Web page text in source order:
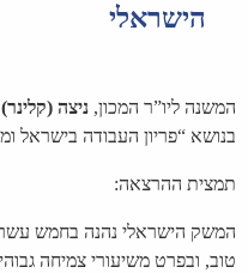
הישראלי
המשנה ליו”ר המכון, ניצה
בנושא “פריון העבודה בישראל
תמצית ההרצאה:
המשק הישראלי נהנה בחמש
טוב, ובפרט משיעורי צמיחה